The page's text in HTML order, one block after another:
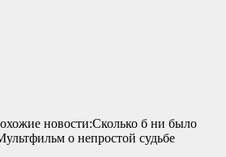
новости:Сколько б ни было
о непростой судьбе